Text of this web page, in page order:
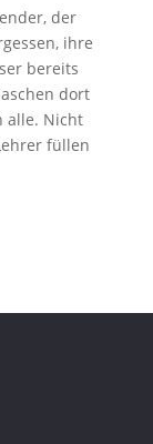
der
ihre
bereits
dort
alle. Nicht
füllen